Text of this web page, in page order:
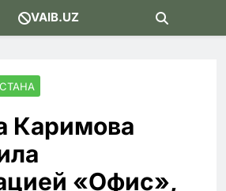
VAIB.UZ
Каримова
«Офис»,